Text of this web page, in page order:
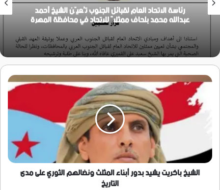
رئاسة الاتحاد العام لقبائل الجنوب تُعيّن الشيخ أحمد
عبدالله محمد بلحاف ممثلاً للاتحاد في محافظة المهرة
الشيخ
باكريت
يشيد
بدور
أبناء
الثوري
علىمدى
التاريخ
الشيخ باكريت يشيد بدور أبناء المثلث ونضالهم الثوري على مدى
التاريخ